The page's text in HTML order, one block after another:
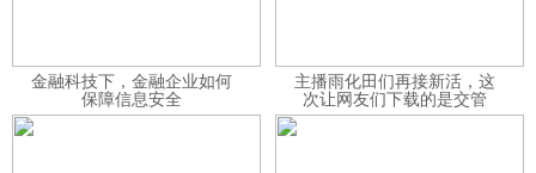
金融科技下，金融企业如何
保障信息安全
主播雨化田们再接新活，这
次让网友们下载的是交管
12123APP